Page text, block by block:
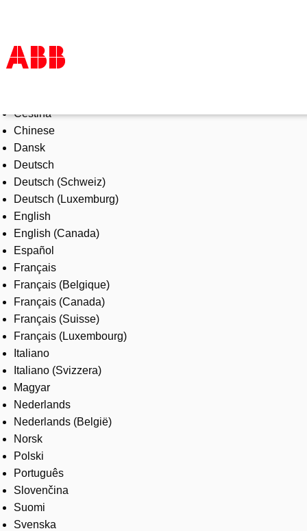
Products & Solutions
Industries
Services
About us
Where to buy
Contact us
Careers
Čeština
Chinese
Dansk
Deutsch
Deutsch (Schweiz)
Deutsch (Luxemburg)
English
English (Canada)
Español
Français
Français (Belgique)
Français (Canada)
Français (Suisse)
Français (Luxembourg)
Italiano
Italiano (Svizzera)
Magyar
Nederlands
Nederlands (België)
Norsk
Polski
Português
Slovenčina
Suomi
Svenska